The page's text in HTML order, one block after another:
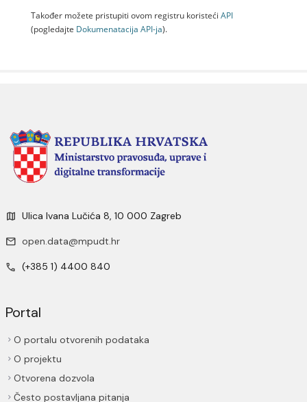
Također možete pristupiti ovom registru koristeći API
(pogledajte Dokumenаtаcijа API-jа).